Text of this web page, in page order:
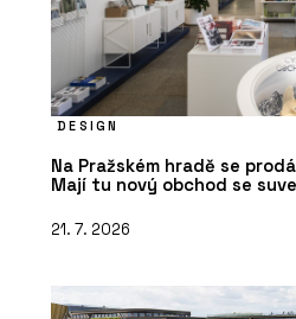
DESIGN
Na Pražském hradě se
Mají tu nový obchod se
21. 7. 2026